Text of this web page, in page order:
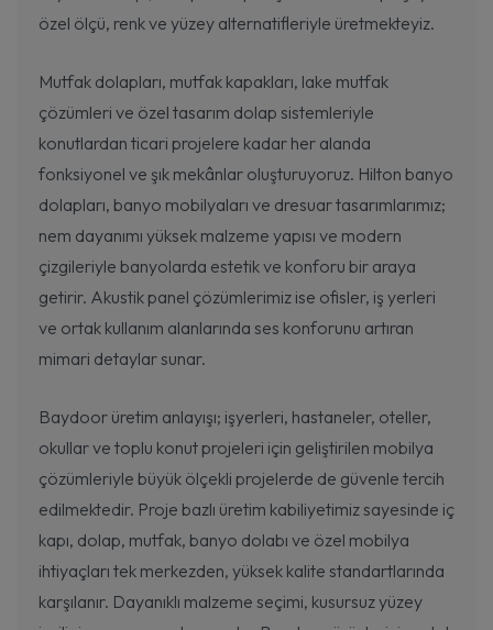
özel ölçü, renk ve yüzey alternatifleriyle üretmekteyiz.
Mutfak dolapları, mutfak kapakları, lake mutfak
çözümleri ve özel tasarım dolap sistemleriyle
konutlardan ticari projelere kadar her alanda
fonksiyonel ve şık mekânlar oluşturuyoruz. Hilton banyo
dolapları, banyo mobilyaları ve dresuar tasarımlarımız;
nem dayanımı yüksek malzeme yapısı ve modern
çizgileriyle banyolarda estetik ve konforu bir araya
getirir. Akustik panel çözümlerimiz ise ofisler, iş yerleri
ve ortak kullanım alanlarında ses konforunu artıran
mimari detaylar sunar.
Baydoor üretim anlayışı; işyerleri, hastaneler, oteller,
okullar ve toplu konut projeleri için geliştirilen mobilya
çözümleriyle büyük ölçekli projelerde de güvenle tercih
edilmektedir. Proje bazlı üretim kabiliyetimiz sayesinde iç
kapı, dolap, mutfak, banyo dolabı ve özel mobilya
ihtiyaçları tek merkezden, yüksek kalite standartlarında
karşılanır. Dayanıklı malzeme seçimi, kusursuz yüzey